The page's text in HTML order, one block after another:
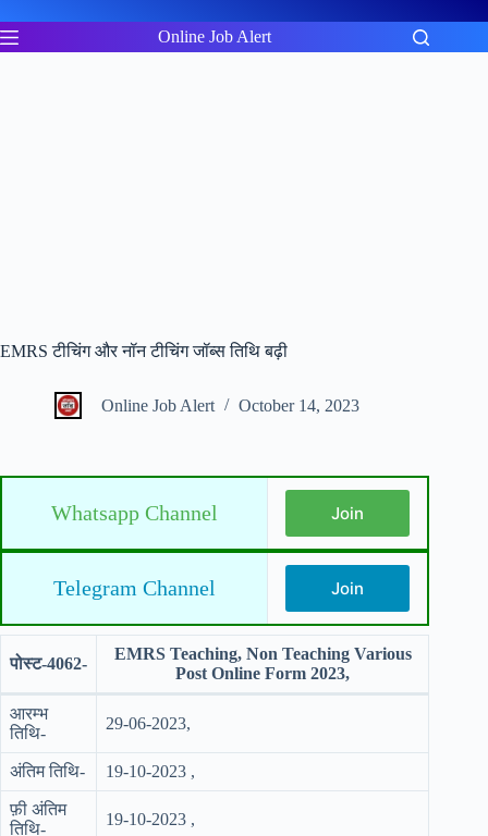
to
content
Online Job Alert
EMRS टीचिंग और नॉन टीचिंग जॉब्स तिथि बढ़ी
Online Job Alert October 14, 2023
Whatsapp Channel Join
Telegram Channel Join
पोस्ट-4062-
EMRS Teaching, Non Teaching Various
Post Online Form 2023,
आरम्भ
तिथि-
29-06-2023,
अंतिम तिथि- 19-10-2023 ,
फ़ी अंतिम
तिथि-
19-10-2023 ,